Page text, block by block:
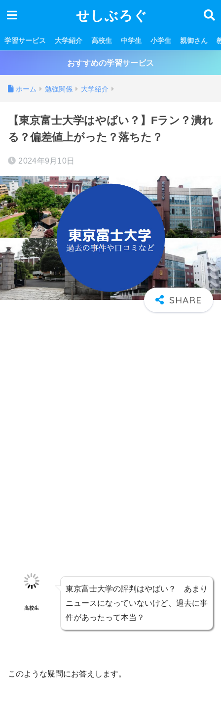
せしぶろぐ
学習サービス 大学紹介 高校生 中学生 小学生 親御さん
おすすめの学習サービス
ホーム 勉強関係 大学紹介
【東京富士大学はやばい？】Fラン？潰れ
る？偏差値上がった？落ちた？
2024年9月10日
高校生
東京富士大学の評判はやばい？ あまり
ニュースになっていないけど、過去に事
件があったって本当？
このような疑問にお答えします。